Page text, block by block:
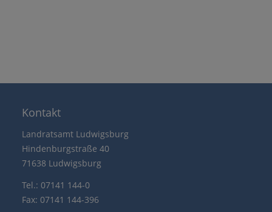
Kontakt
Landratsamt Ludwigsburg
Hindenburgstraße 40
71638 Ludwigsburg
Tel.: 07141 144-0
Fax: 07141 144-396